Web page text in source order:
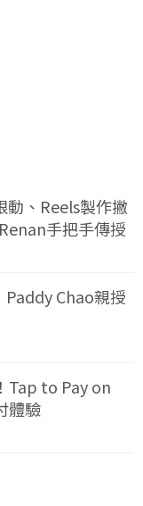
動、Reels製作撇
手把手傳授
Paddy Chao親授
Tap to Pay on
體驗